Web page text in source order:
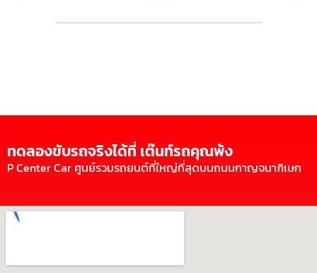
ทดลองขับรถจริงได้ที่ เต๊นท์รถคุณพ้ง
P Center Car ศูนย์รวมรถยนต์ที่ใหญ่ที่สุดบนถนนกาญจนาภิเษก